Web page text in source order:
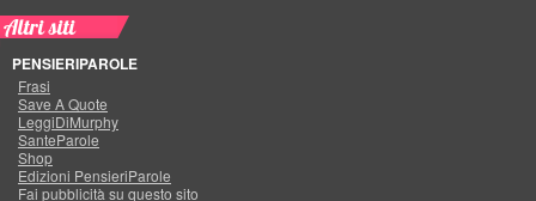
Altri siti
PENSIERIPAROLE
Frasi
Save A Quote
LeggiDiMurphy
SanteParole
Shop
Edizioni PensieriParole
Fai pubblicità su questo sito